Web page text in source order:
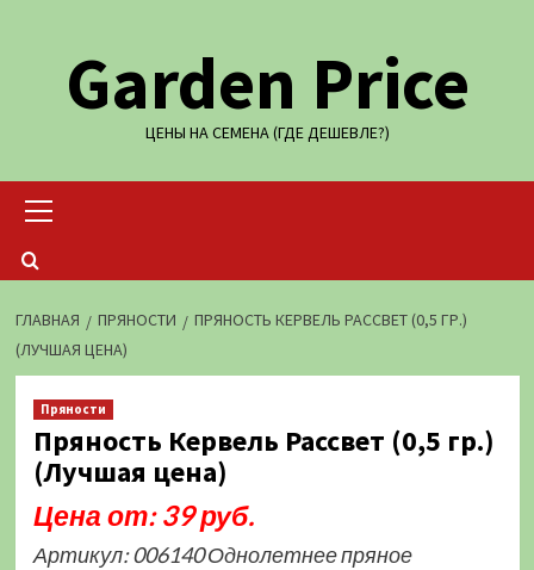
содержимомуGarden Price
ЦЕНЫ НА СЕМЕНА (ГДЕ ДЕШЕВЛЕ?)
меню
ГЛАВНАЯ ПРЯНОСТИ
ПРЯНОСТЬ КЕРВЕЛЬ РАССВЕТ (0,5 ГР.)
(ЛУЧШАЯ ЦЕНА)
Пряности
Пряность Кервель Рассвет (0,5 гр.)
(Лучшая цена)
Цена от: 39 руб.
Артикул: 006140 Однолетнее пряное